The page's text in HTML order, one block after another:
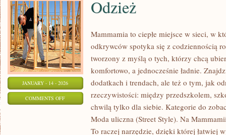
JANUARY - 14 - 2026
COMMENTS OFFON
Odzież
Mammamia to ciepłe miejsce w sieci, w
odkrywców spotyka się z codziennością
tworzony z myślą o tych, którzy chcą
komfortowo, a jednocześnie ładnie.
dodatkach i trendach, ale też o tym, jak
rzeczywistości: między przedszkolem,
chwilą tylko dla siebie. Kategorie do
Moda uliczna (Street Style). Na
To raczej narzędzie, dzięki której łatwiej